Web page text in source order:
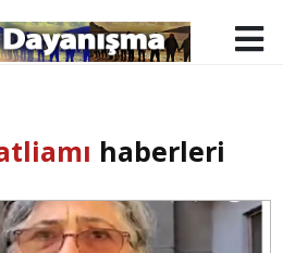
haberleri